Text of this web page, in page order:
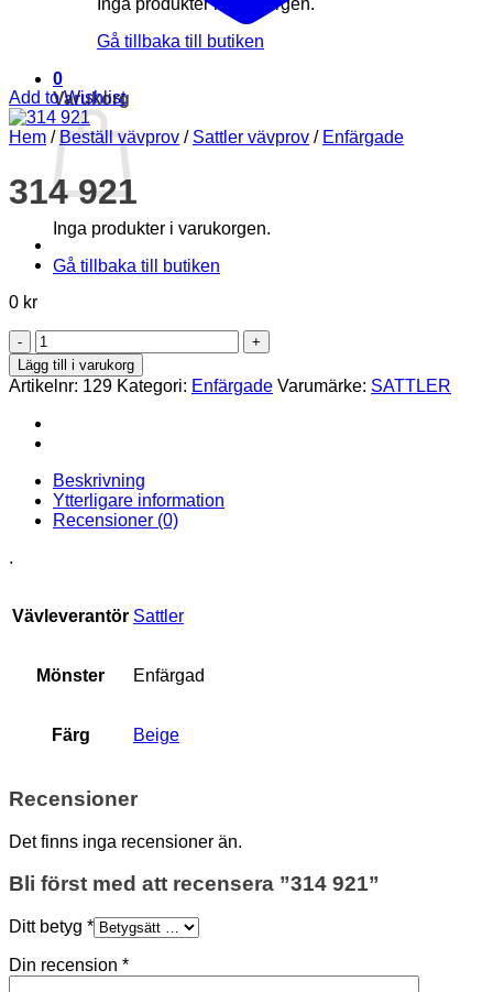
Inga produkter i varukorgen.
Gå tillbaka till butiken
0
Varukorg
Inga produkter i varukorgen.
Gå tillbaka till butiken
Add to Wishlist
Hem / Beställ vävprov / Sattler vävprov / Enfärgade
314 921
0 kr
314
921
mängd
Lägg till i varukorg
Artikelnr: 129 Kategori: Enfärgade Varumärke: SATTLER
Beskrivning
Ytterligare information
Recensioner (0)
.
Vävleverantör Sattler
Mönster Enfärgad
Färg Beige
Recensioner
Det finns inga recensioner än.
Bli först med att recensera ”314 921”
Ditt betyg *
Din recension *